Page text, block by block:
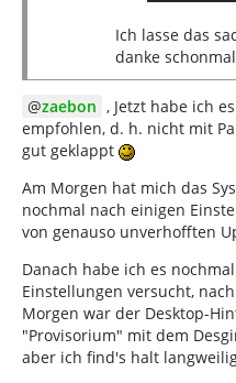
Ich lasse das
danke schonmal
zaebon , Jetzt habe ich
empfohlen, d. h. nicht mit
gut geklappt
Am Morgen hat mich das
nochmal nach einigen
von genauso unverhofften
Danach habe ich es
Einstellungen versucht,
Morgen war der Desktop-
"Provisorium" mit dem
aber ich find's halt